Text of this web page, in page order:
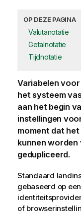
OP DEZE PAGINA
Valutanotatie
Getalnotatie
Tijdnotatie
Variabelen voor
het systeem
aan het begin
instellingen
moment dat
kunnen
gedupliceerd.
Standaard
gebaseerd op
of